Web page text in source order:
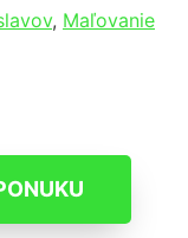
, Maľovanie